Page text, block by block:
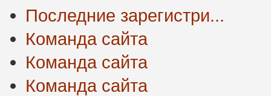
Последние зарегистри...
Команда сайта
Команда сайта
Команда сайта